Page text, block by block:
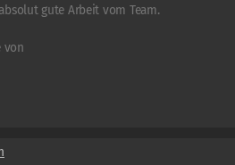
gute Arbeit vom Team.
von